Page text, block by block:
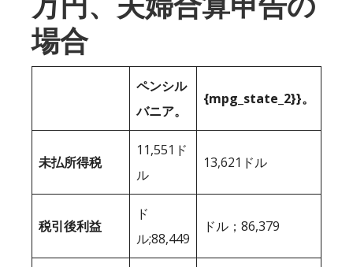
場合
ペンシル
バニア。
{mpg_state_2}}。
未払所得税
11,551ド
ル
13,621ドル
税引後利益
ド
ル;88,449
ドル；86,379